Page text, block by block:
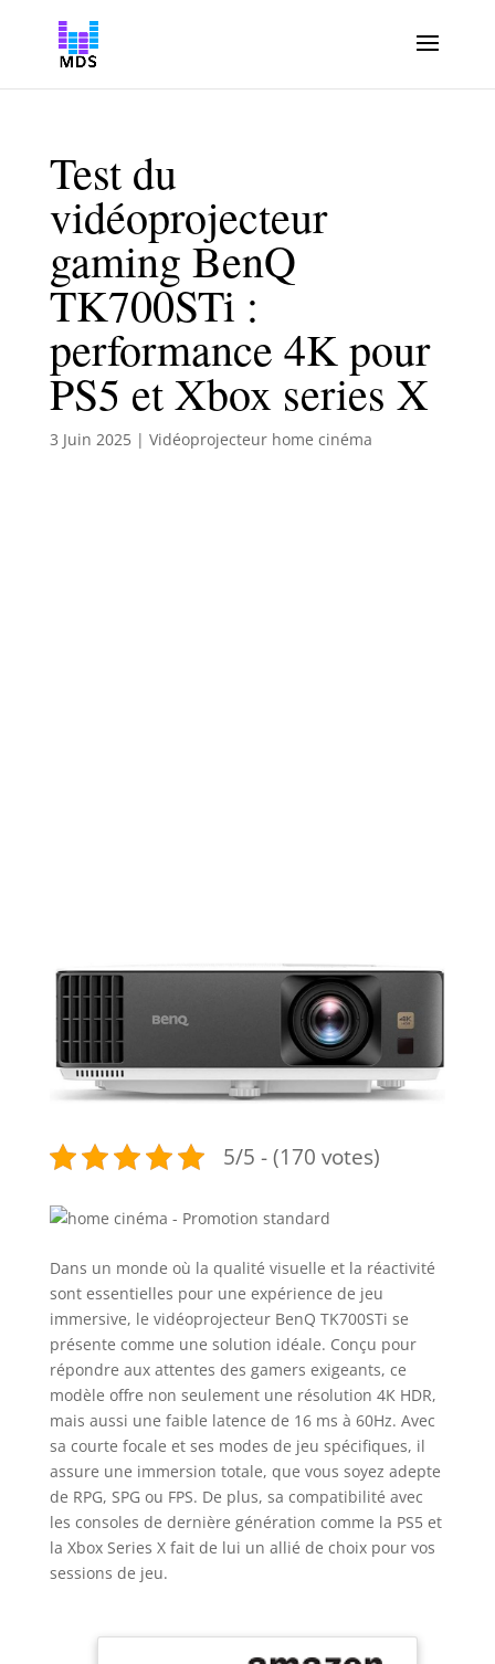
Test du
vidéoprojecteur
gaming BenQ
TK700STi :
performance 4K pour
PS5 et Xbox series X
3 Juin 2025| Vidéoprojecteur home cinéma
5/5 - (170 votes)
Dans un monde où la qualité visuelle et la réactivité
sont essentielles pour une expérience de jeu
immersive, le vidéoprojecteur BenQ TK700STi se
présente comme une solution idéale. Conçu pour
répondre aux attentes des gamers exigeants, ce
modèle offre non seulement une résolution 4K HDR,
mais aussi une faible latence de 16 ms à 60Hz. Avec
sa courte focale et ses modes de jeu spécifiques, il
assure une immersion totale, que vous soyez adepte
de RPG, SPG ou FPS. De plus, sa compatibilité avec
les consoles de dernière génération comme la PS5 et
la Xbox Series X fait de lui un allié de choix pour vos
sessions de jeu.